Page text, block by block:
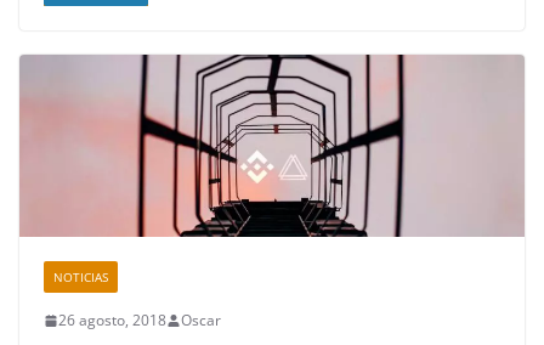
NOTICIAS
26 agosto, 2018 Oscar